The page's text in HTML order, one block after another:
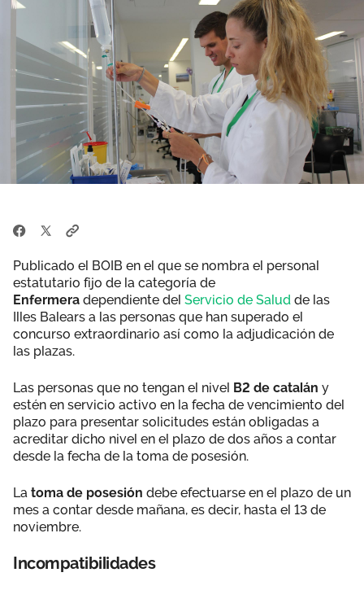
Publicado el BOIB en el que se nombra el personal
estatutario fijo de la categoría de
Enfermera dependiente del Servicio de Salud de las
Illes Balears a las personas que han superado el
concurso extraordinario así como la adjudicación de
las plazas.
Las personas que no tengan el nivel B2 de catalán y
estén en servicio activo en la fecha de vencimiento del
plazo para presentar solicitudes están obligadas a
acreditar dicho nivel en el plazo de dos años a contar
desde la fecha de la toma de posesión.
La toma de posesión debe efectuarse en el plazo de un
mes a contar desde mañana, es decir, hasta el 13 de
noviembre.
Incompatibilidades